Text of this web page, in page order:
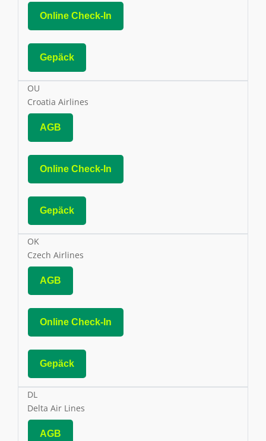
Online Check-In
Gepäck
OU
Croatia Airlines
AGB
Online Check-In
Gepäck
OK
Czech Airlines
AGB
Online Check-In
Gepäck
DL
Delta Air Lines
AGB